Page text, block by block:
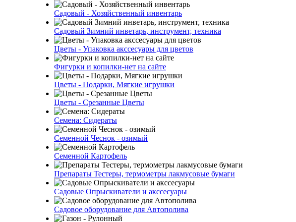
Садовый - Хозяйственный инвентарь
Садовый Зимний инветарь, инструмент, техника
Цветы - Упаковка акссесуары для цветов
Фигурки и копилки-нет на сайте
Цветы - Подарки, Мягкие игрушки
Цветы - Срезанные Цветы
Семена: Сидераты
Семенной Чеснок - озимый
Семенной Картофель
Препараты Тестеры, термометры лакмусовые бумаги
Садовые Опрыскиватели и акссесуары
Садовое оборудование для Автополива